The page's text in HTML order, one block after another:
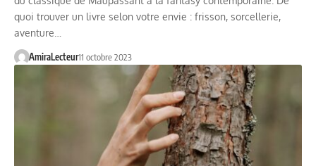
quoi trouver un livre selon votre envie : frisson, sorcellerie,
aventure…
AmiraLecteur11 octobre 2023